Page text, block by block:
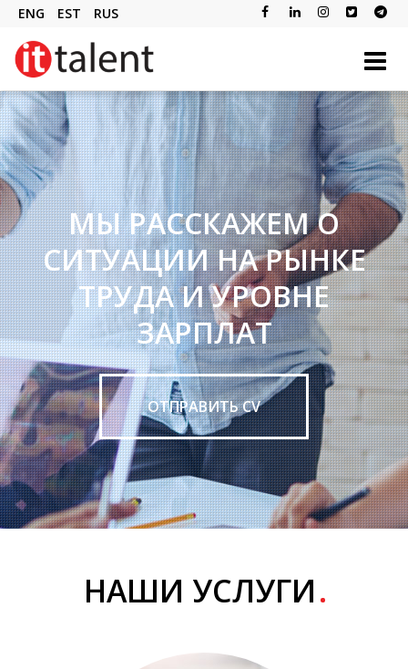
ENG EST RUS
МЫ РАССКАЖЕМ О
СИТУАЦИИ НА РЫНКЕ
ТРУДА И УРОВНЕ
ЗАРПЛАТ
ОТПРАВИТЬ CV
БУДЕМ РАДЫ УСКОРИТЬ
ВАШ РОСТ!
ОТПРАВИТЬ CV
НАШИ УСЛУГИ